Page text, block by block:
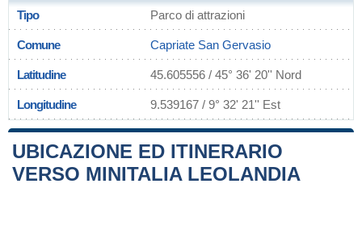
Tipo Parco di attrazioni
Comune Capriate San Gervasio
Latitudine 45.605556 / 45° 36' 20'' Nord
Longitudine 9.539167 / 9° 32' 21'' Est
UBICAZIONE ED ITINERARIO
VERSO MINITALIA LEOLANDIA
Leaflet |Map data ©OpenStreetMapcontributors